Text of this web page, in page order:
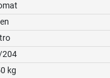
204
kg